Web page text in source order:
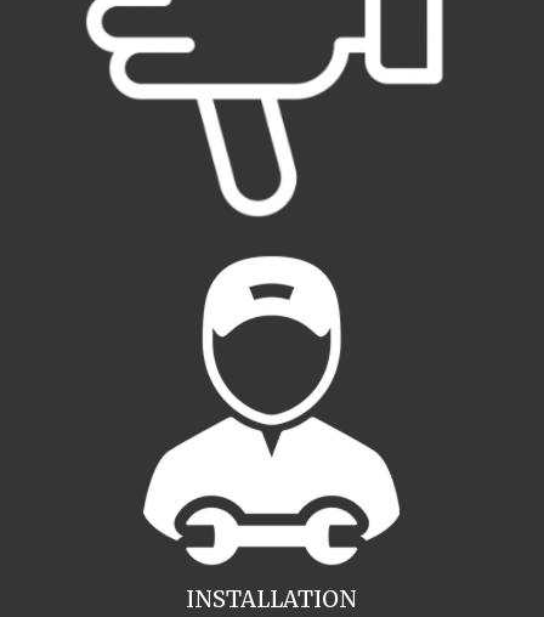
INSTALLATION